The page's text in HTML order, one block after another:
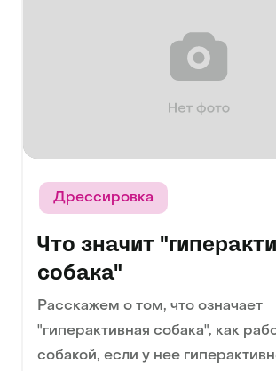
Дрессировка
Что значит
собака"
Расскажем о том, что означает
"гиперактивная собака", как
собакой, если у нее